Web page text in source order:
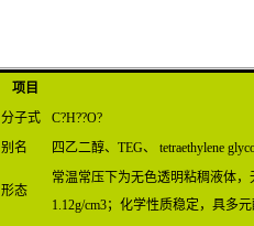
项目
分子式
C?H??O?
别名
四乙二醇、TEG、 tetraethylene
形态
常温常压下为无色透明粘稠液体
1.12g/cm3；化学性质稳定，具多